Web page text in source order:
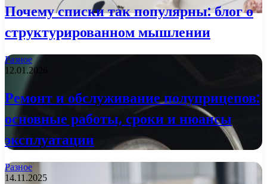
Почему списки так популярны: блог о
структурированном мышлении
Разное
12.01.2026
Ремонт и обслуживание полуприцепов:
основные работы, сроки и нюансы
эксплуатации
Разное
14.11.2025